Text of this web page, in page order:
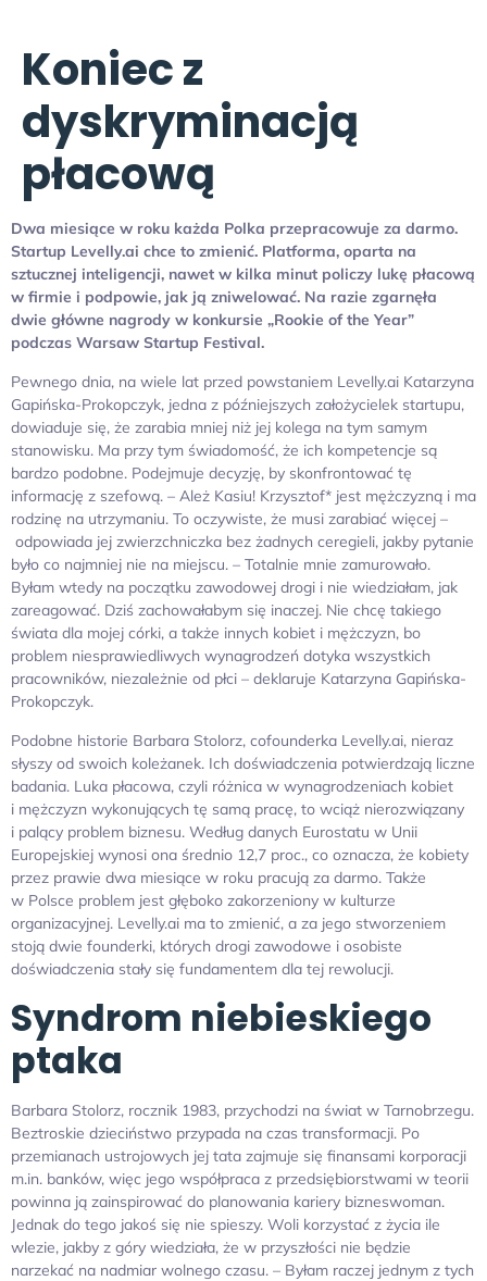
Koniec z
dyskryminacją
płacową
Dwa miesiące w roku każda Polka przepracowuje za darmo.
Startup Levelly.ai chce to zmienić. Platforma, oparta na
sztucznej inteligencji, nawet w kilka minut policzy lukę płacową
w firmie i podpowie, jak ją zniwelować. Na razie zgarnęła
dwie główne nagrody w konkursie „Rookie of the Year”
podczas Warsaw Startup Festival.
Pewnego dnia, na wiele lat przed powstaniem Levelly.ai Katarzyna
Gapińska-Prokopczyk, jedna z późniejszych założycielek startupu,
dowiaduje się, że zarabia mniej niż jej kolega na tym samym
stanowisku. Ma przy tym świadomość, że ich kompetencje są
bardzo podobne. Podejmuje decyzję, by skonfrontować tę
informację z szefową. – Ależ Kasiu! Krzysztof* jest mężczyzną i ma
rodzinę na utrzymaniu. To oczywiste, że musi zarabiać więcej –
odpowiada jej zwierzchniczka bez żadnych ceregieli, jakby pytanie
było co najmniej nie na miejscu. – Totalnie mnie zamurowało.
Byłam wtedy na początku zawodowej drogi i nie wiedziałam, jak
zareagować. Dziś zachowałabym się inaczej. Nie chcę takiego
świata dla mojej córki, a także innych kobiet i mężczyzn, bo
problem niesprawiedliwych wynagrodzeń dotyka wszystkich
pracowników, niezależnie od płci – deklaruje Katarzyna Gapińska-
Prokopczyk.
Podobne historie Barbara Stolorz, cofounderka Levelly.ai, nieraz
słyszy od swoich koleżanek. Ich doświadczenia potwierdzają liczne
badania. Luka płacowa, czyli różnica w wynagrodzeniach kobiet
i mężczyzn wykonujących tę samą pracę, to wciąż nierozwiązany
i palący problem biznesu. Według danych Eurostatu w Unii
Europejskiej wynosi ona średnio 12,7 proc., co oznacza, że kobiety
przez prawie dwa miesiące w roku pracują za darmo. Także
w Polsce problem jest głęboko zakorzeniony w kulturze
organizacyjnej. Levelly.ai ma to zmienić, a za jego stworzeniem
stoją dwie founderki, których drogi zawodowe i osobiste
doświadczenia stały się fundamentem dla tej rewolucji.
Syndrom niebieskiego
ptaka
Barbara Stolorz, rocznik 1983, przychodzi na świat w Tarnobrzegu.
Beztroskie dzieciństwo przypada na czas transformacji. Po
przemianach ustrojowych jej tata zajmuje się finansami korporacji
m.in. banków, więc jego współpraca z przedsiębiorstwami w teorii
powinna ją zainspirować do planowania kariery bizneswoman.
Jednak do tego jakoś się nie spieszy. Woli korzystać z życia ile
wlezie, jakby z góry wiedziała, że w przyszłości nie będzie
narzekać na nadmiar wolnego czasu. – Byłam raczej jednym z tych